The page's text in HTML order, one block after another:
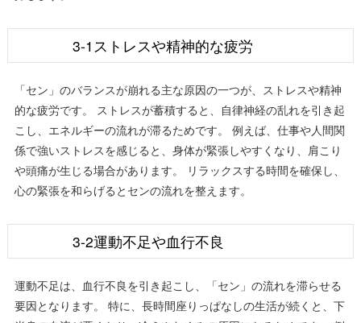
3-1ストレスや精神的な疲労
「セン」のバランスが崩れる主な原因の一つが、ストレスや精神
的な疲労です。 ストレスが蓄積すると、自律神経の乱れを引き起
こし、エネルギーの流れが滞るためです。 例えば、仕事や人間関
係で強いストレスを感じると、身体が緊張しやすくなり、肩こり
や頭痛が生じる場合があります。 リラックスする時間を確保し、
心の緊張を和らげるとセンの流れを整えます。
3-2運動不足や血行不良
運動不足は、血行不良を引き起こし、「セン」の流れを滞らせる
要因となります。 特に、長時間座りっぱなしの生活が続くと、下